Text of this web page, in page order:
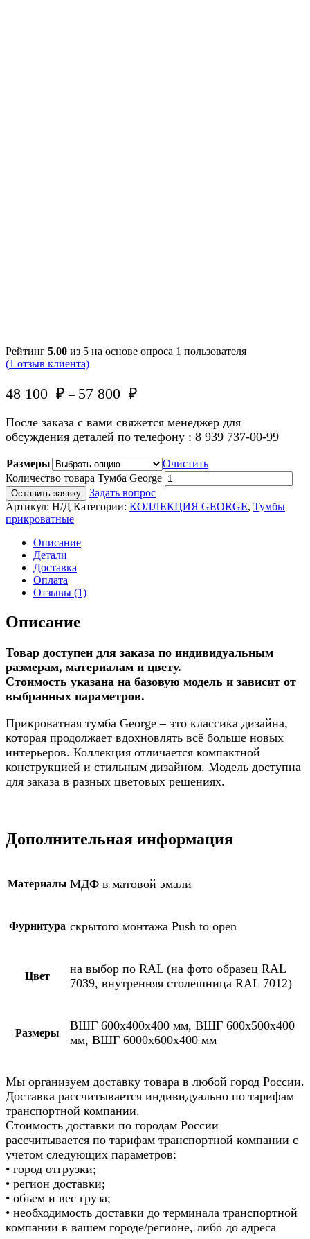
Рейтинг 5.00 из 5 на основе опроса 1 пользователя
(1 отзыв клиента)
48 100 ₽ – 57 800 ₽
После заказа с вами свяжется менеджер для
обсуждения деталей по телефону : 8 939 737-00-99
Размеры
Очистить
Количество товара Тумба George
Оставить заявку
Задать вопрос
Артикул: Н/Д Категории: КОЛЛЕКЦИЯ GEORGE, Тумбы
прикроватные
Описание
Детали
Доставка
Оплата
Отзывы (1)
Описание
Товар доступен для заказа по индивидуальным
размерам, материалам и цвету.
Стоимость указана на базовую модель и зависит от
выбранных параметров.
Прикроватная тумба George – это классика дизайна,
которая продолжает вдохновлять всё больше новых
интерьеров. Коллекция отличается компактной
конструкцией и стильным дизайном. Модель доступна
для заказа в разных цветовых решениях.
Дополнительная информация
Материалы МДФ в матовой эмали
Фурнитура скрытого монтажа Push to open
Цвет
на выбор по RAL (на фото образец RAL
7039, внутренняя столешница RAL 7012)
Размеры
ВШГ 600х400х400 мм, ВШГ 600х500х400
мм, ВШГ 6000х600х400 мм
Мы организуем доставку товара в любой город России.
Доставка рассчитывается индивидуально по тарифам
транспортной компании.
Стоимость доставки по городам России
рассчитывается по тарифам транспортной компании с
учетом следующих параметров:
• город отгрузки;
• регион доставки;
• объем и вес груза;
• необходимость доставки до терминала транспортной
компании в вашем городе/регионе, либо до адреса